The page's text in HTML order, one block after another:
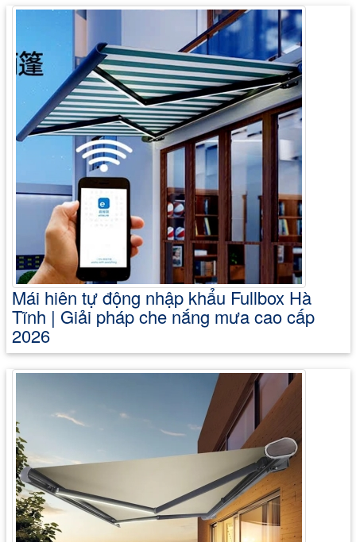
Mái hiên tự động nhập khẩu Fullbox Hà
Tĩnh | Giải pháp che nắng mưa cao cấp
2026